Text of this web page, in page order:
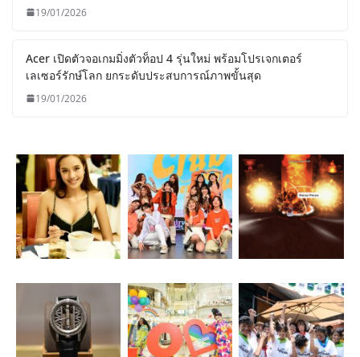
19/01/2026
Acer เปิดตัวจอเกมมิ่งตัวท็อป 4 รุ่นใหม่ พร้อมโปรเจกเตอร์
เลเซอร์รักษ์โลก ยกระดับประสบการณ์ภาพขั้นสุด
19/01/2026